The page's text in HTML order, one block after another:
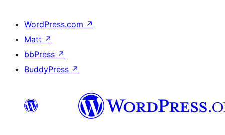
WordPress.com ↗
Matt ↗
bbPress ↗
BuddyPress ↗